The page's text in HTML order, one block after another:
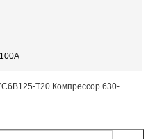
T20 Компрессор 630-